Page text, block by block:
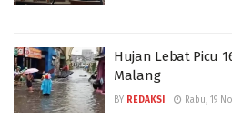
Hujan Lebat Picu
Malang
BY REDAKSI Rabu, 19